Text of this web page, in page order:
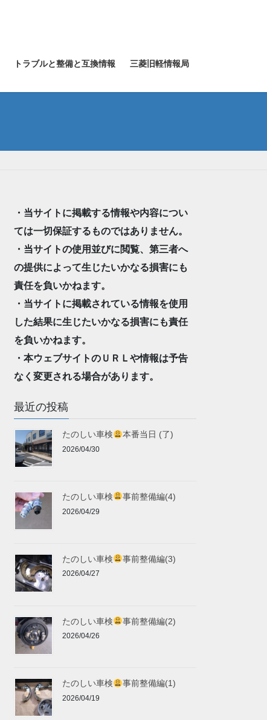
トラブルと整備と互換情報 三菱旧軽情報局
・当サイトに掲載する情報や内容につい
ては一切保証するものではありません。
・当サイトの使用並びに閲覧、第三者へ
の提供によって生じたいかなる損害にも
責任を負いかねます。
・当サイトに掲載されている情報を使用
した結果に生じたいかなる損害にも責任
を負いかねます。
・本ウェブサイトのＵＲＬや情報は予告
なく変更される場合があります。
最近の投稿
たのしい車検 本番当日 (了)
2026/04/30
たのしい車検 事前整備編(4)
2026/04/29
たのしい車検 事前整備編(3)
2026/04/27
たのしい車検 事前整備編(2)
2026/04/26
たのしい車検 事前整備編(1)
2026/04/19